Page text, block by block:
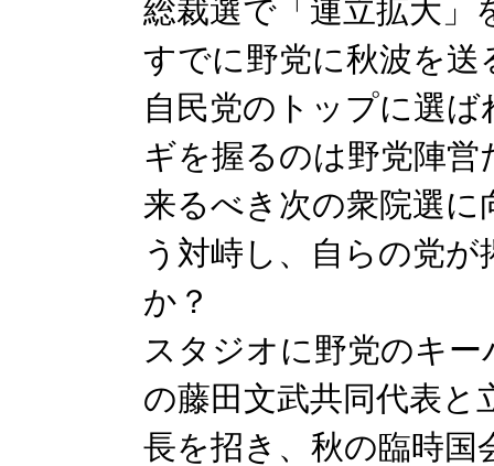
総裁選で「連立拡大」
すでに野党に秋波を
自民党のトップに選
ギを握るのは野党陣
来るべき次の衆院選に
う対峙し、自らの党
か？
スタジオに野党のキ
の藤田文武共同代表と
長を招き、秋の臨時国